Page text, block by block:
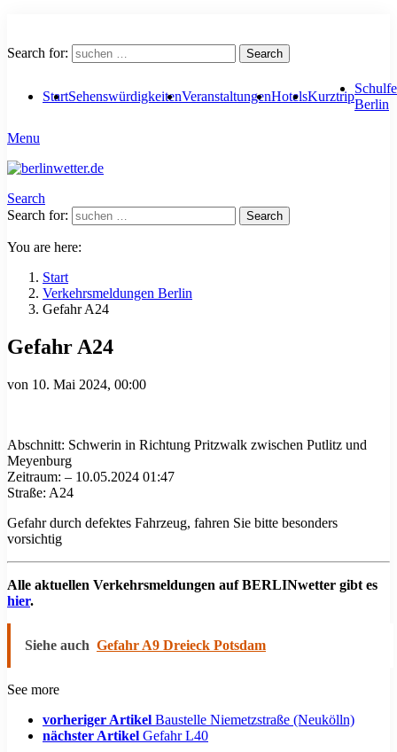
Search for: Search
StartSehenswürdigkeitenVeranstaltungenHotelsKurztrip
Berlin
Menu
Search
Search for:
Search
You are here:
Start
Verkehrsmeldungen Berlin
Gefahr A24
Gefahr A24
von 10. Mai 2024, 00:00
Abschnitt: Schwerin in Richtung Pritzwalk zwischen Putlitz und
Meyenburg
Zeitraum: – 10.05.2024 01:47
Straße: A24
Gefahr durch defektes Fahrzeug, fahren Sie bitte besonders
vorsichtig
Alle aktuellen Verkehrsmeldungen auf BERLINwetter gibt es
hier.
Siehe auch Gefahr A9 Dreieck Potsdam
See more
vorheriger Artikel Baustelle Niemetzstraße (Neukölln)
nächster Artikel Gefahr L40